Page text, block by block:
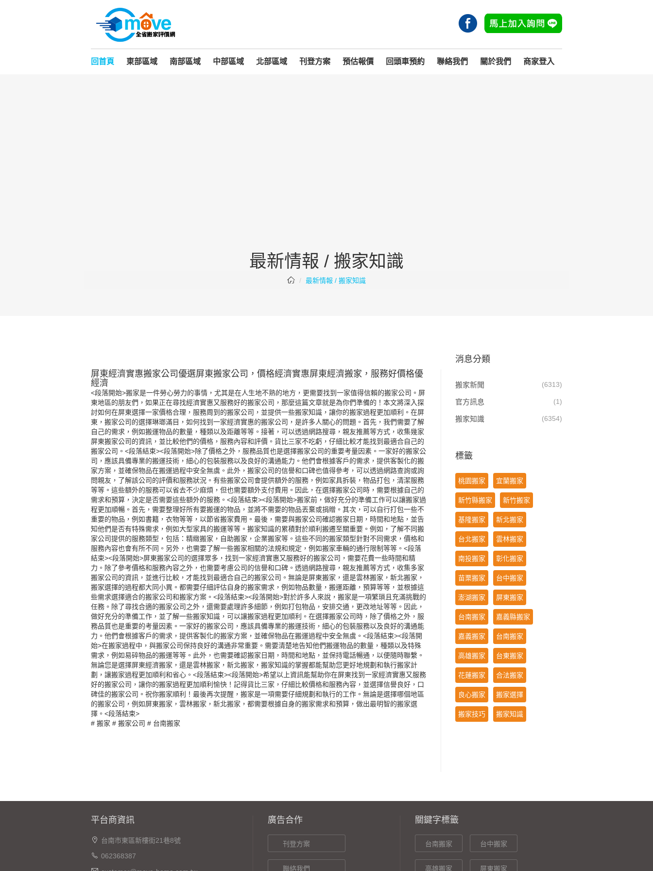
回首頁 東部區域 南部區域 中部區域 北部區域 刊登方案 預估報價 回頭車預約 聯絡我們 關於我們 商家登入
最新情報 / 搬家知識
最新情報 / 搬家知識
屏東經濟實惠搬家公司優選屏東搬家公司，價格經濟實惠屏東經濟搬家，服務好價格優
經濟
<段落開始>搬家是一件勞心勞力的事情，尤其是在人生地不熟的地方，更需要找到一家值得信賴的搬家公司。屏
東地區的朋友們，如果正在尋找經濟實惠又服務好的搬家公司，那麼這篇文章就是為你們準備的！本文將深入探
討如何在屏東選擇一家價格合理，服務周到的搬家公司，並提供一些搬家知識，讓你的搬家過程更加順利。在屏
東，搬家公司的選擇琳瑯滿目，如何找到一家經濟實惠的搬家公司，是許多人關心的問題。首先，我們需要了解
自己的需求，例如搬運物品的數量，種類以及距離等等。接著，可以透過網路搜尋，親友推薦等方式，收集幾家
屏東搬家公司的資訊，並比較他們的價格，服務內容和評價。貨比三家不吃虧，仔細比較才能找到最適合自己的
搬家公司。<段落結束><段落開始>除了價格之外，服務品質也是選擇搬家公司的重要考量因素。一家好的搬家公
司，應該具備專業的搬運技術，細心的包裝服務以及良好的溝通能力。他們會根據客戶的需求，提供客製化的搬
家方案，並確保物品在搬運過程中安全無虞。此外，搬家公司的信譽和口碑也值得參考，可以透過網路查詢或詢
問親友，了解該公司的評價和服務狀況。有些搬家公司會提供額外的服務，例如家具拆裝，物品打包，清潔服務
等等。這些額外的服務可以省去不少麻煩，但也需要額外支付費用。因此，在選擇搬家公司時，需要根據自己的
需求和預算，決定是否需要這些額外的服務。<段落結束><段落開始>搬家前，做好充分的準備工作可以讓搬家過
程更加順暢。首先，需要整理好所有要搬運的物品，並將不需要的物品丟棄或捐贈。其次，可以自行打包一些不
重要的物品，例如書籍，衣物等等，以節省搬家費用。最後，需要與搬家公司確認搬家日期，時間和地點，並告
知他們是否有特殊需求，例如大型家具的搬運等等。搬家知識的累積對於順利搬遷至關重要。例如，了解不同搬
家公司提供的服務類型，包括：精緻搬家，自助搬家，企業搬家等。這些不同的搬家類型針對不同需求，價格和
服務內容也會有所不同。另外，也需要了解一些搬家相關的法規和規定，例如搬家車輛的通行限制等等。<段落
結束><段落開始>屏東搬家公司的選擇眾多，找到一家經濟實惠又服務好的搬家公司，需要花費一些時間和精
力。除了參考價格和服務內容之外，也需要考慮公司的信譽和口碑。透過網路搜尋，親友推薦等方式，收集多家
搬家公司的資訊，並進行比較，才能找到最適合自己的搬家公司。無論是屏東搬家，還是雲林搬家 ， 新北搬家 ，
搬家選擇的過程都大同小異。都需要仔細評估自身的搬家需求，例如物品數量，搬運距離，預算等等，並根據這
些需求選擇適合的搬家公司和搬家方案。<段落結束><段落開始>對於許多人來說，搬家是一項繁瑣且充滿挑戰的
任務。除了尋找合適的搬家公司之外，還需要處理許多細節，例如打包物品，安排交通，更改地址等等。因此，
做好充分的準備工作，並了解一些搬家知識，可以讓搬家過程更加順利。在選擇搬家公司時，除了價格之外，服
務品質也是重要的考量因素。一家好的搬家公司，應該具備專業的搬運技術，細心的包裝服務以及良好的溝通能
力。他們會根據客戶的需求，提供客製化的搬家方案，並確保物品在搬運過程中安全無虞。<段落結束><段落開
始>在搬家過程中，與搬家公司保持良好的溝通非常重要。需要清楚地告知他們搬運物品的數量，種類以及特殊
需求，例如易碎物品的搬運等等。此外，也需要確認搬家日期，時間和地點，並保持電話暢通，以便隨時聯繫。
無論您是選擇屏東經濟搬家，還是雲林搬家，新北搬家，搬家知識的掌握都能幫助您更好地規劃和執行搬家計
劃，讓搬家過程更加順利和省心。<段落結束><段落開始>希望以上資訊能幫助你在屏東找到一家經濟實惠又服務
好的搬家公司，讓你的搬家過程更加順利愉快！記得貨比三家，仔細比較價格和服務內容，並選擇信譽良好，口
碑佳的搬家公司。祝你搬家順利！最後再次提醒，搬家是一項需要仔細規劃和執行的工作。無論是選擇哪個地區
的搬家公司，例如屏東搬家，雲林搬家，新北搬家，都需要根據自身的搬家需求和預算，做出最明智的搬家選
擇。<段落結束>
# 搬家 # 搬家公司 # 台南搬家
消息分類
搬家新聞 (6313)
官方訊息 (1)
搬家知識 (6354)
標籤
桃園搬家 宜蘭搬家
新竹縣搬家 新竹搬家
基隆搬家 新北搬家
台北搬家 雲林搬家
南投搬家 彰化搬家
苗栗搬家 台中搬家
澎湖搬家 屏東搬家
台南搬家 嘉義縣搬家
嘉義搬家 台南搬家
高雄搬家 台東搬家
花蓮搬家 合法搬家
良心搬家 搬家選擇
搬家技巧 搬家知識
平台商資訊
台南市東區新樓街21巷8號
062368387
廣告合作
刊登方案
聯絡我們
關鍵字標籤
台南搬家 台中搬家
高雄搬家 屏東搬家